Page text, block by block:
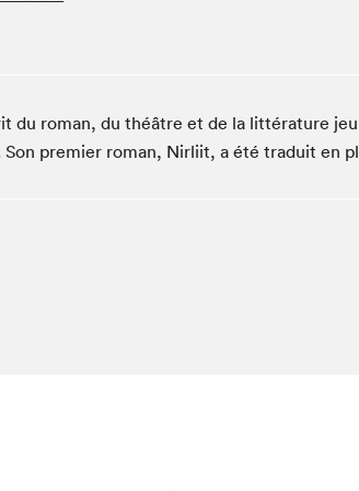
La Maison des libraires
Liseur Public
du roman, du théâtre et de la littérature
premier roman, Nirliit, a été traduit en